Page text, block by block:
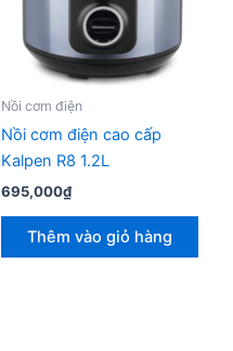
Nồi cơm điện
Nồi cơm điện cao cấp
Kalpen R8 1.2L
695,000₫
Thêm vào giỏ hàng